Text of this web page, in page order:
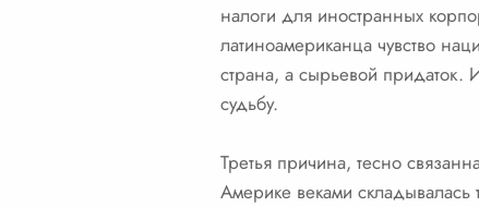
налоги для иностранных
латиноамериканца чувство
страна, а сырьевой придаток.
судьбу.
Третья причина, тесно
Америке веками